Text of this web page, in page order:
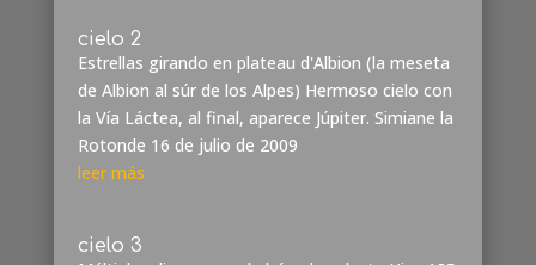
cielo 2
Estrellas girando en plateau d'Albion (la meseta
de Albion al súr de los Alpes) Hermoso cielo con
la Vía Láctea, al final, aparece Júpiter. Simiane la
Rotonde 16 de julio de 2009
leer más
cielo 3